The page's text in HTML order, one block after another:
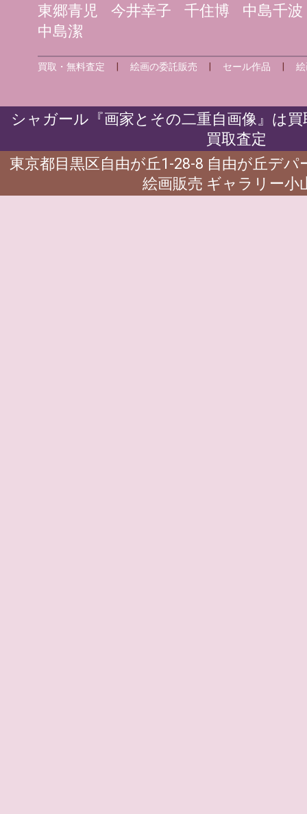
東郷青児
今井幸子 千住博
中島千波
中島潔
買取・無料査定 |絵画の委託販売 セール作品 |
シャガール『画家とその二重自画像』は
買取査定
東京都目黒区自由が丘1-28-8 自由が丘デ
絵画販売 ギャラリー小